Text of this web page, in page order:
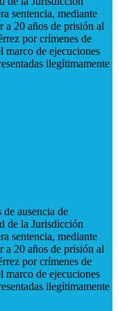
sentencia, mediante
a 20 años de prisión al
por crímenes de
marco de ejecuciones
ilegítimamente
ausencia de
de la Jurisdicción
sentencia, mediante
a 20 años de prisión al
por crímenes de
marco de ejecuciones
ilegítimamente